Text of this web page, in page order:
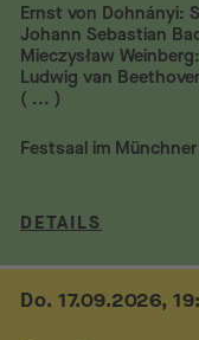
Ernst von Dohnányi:
Johann Sebastian
Mieczysław
Ludwig van
( ... )
Festsaal im
DETAILS
Do. 17.09.2026,